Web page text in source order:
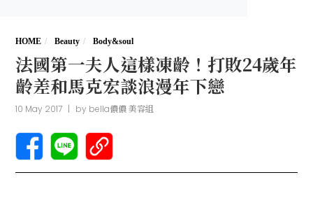
HOME Beauty Body&soul
法國第一夫人這樣凍齡！打敗24歲年
齡差和馬克宏談浪漫年下戀
10 May 2017 | by bella儂儂 美容組